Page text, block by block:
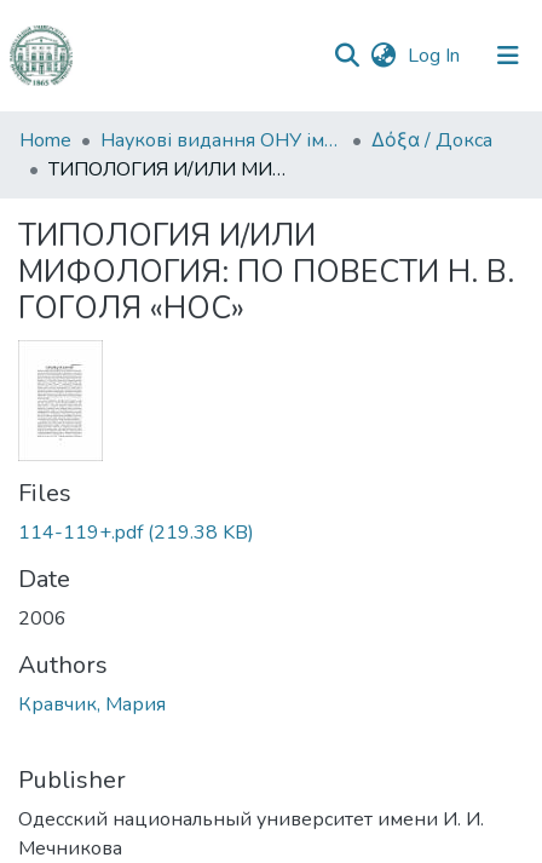
Log In (current)
Communities
&
All of DSpace
Statistics
Home Наукові видання ОНУ імені І. І. Мечникова
Δόξα / Докса
ТИПОЛОГИЯ И/ИЛИ МИФОЛОГИЯ: ПО ПОВЕСТИ Н. В. ГОГОЛЯ «НОС»
ТИПОЛОГИЯ И/ИЛИ
МИФОЛОГИЯ: ПО ПОВЕСТИ Н. В.
ГОГОЛЯ «НОС»
Files
114-119+.pdf(219.38 KB)
Date
2006
Authors
Кравчик, Мария
Publisher
Одесский национальный университет имени И. И.
Мечникова